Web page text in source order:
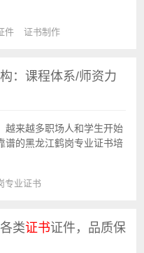
件 证书制作
：课程体系/师资力
越来越多职场人和学生开始
谱的黑龙江鹤岗专业证书培
专业证书
各类证书证件，品质保